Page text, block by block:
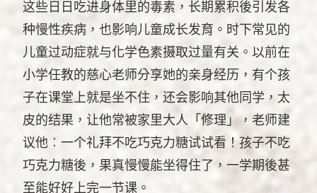
这些日日吃进身体里的毒素，长期累积後引发各
种慢性疾病，也影响儿童成长发育。时下常见的
儿童过动症就与化学色素摄取过量有关。以前在
小学任教的慈心老师分享她的亲身经历，有个孩
子在课堂上就是坐不住，还会影响其他同学，太
皮的结果，让他常被家里大人「修理」，老师建
议他︰一个礼拜不吃巧克力糖试试看！孩子不吃
巧克力糖後，果真慢慢能坐得住了，一学期後甚
至能好好上完一节课。